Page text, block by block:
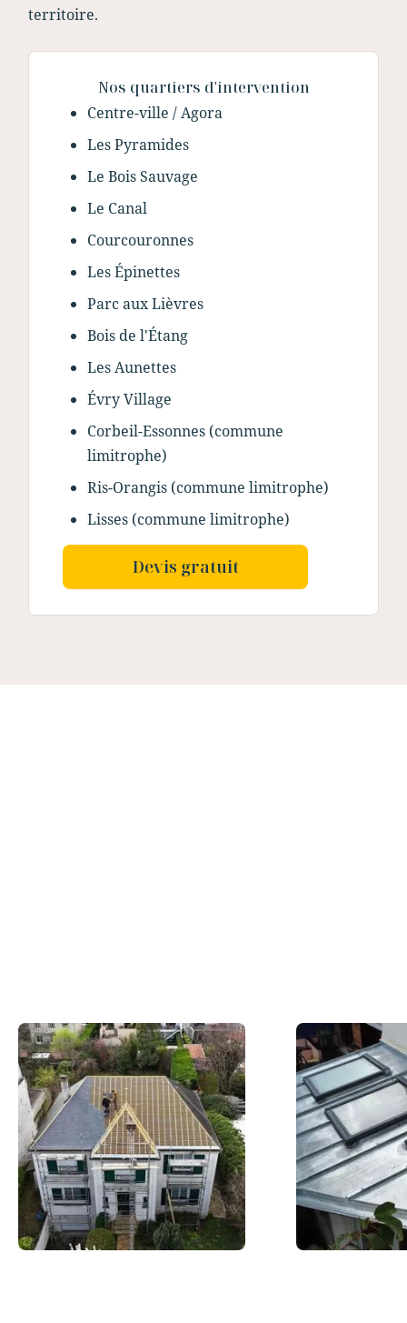
territoire.
Nos quartiers d'intervention
Centre-ville / Agora
Les Pyramides
Le Bois Sauvage
Le Canal
Courcouronnes
Les Épinettes
Parc aux Lièvres
Bois de l'Étang
Les Aunettes
Évry Village
Corbeil-Essonnes (commune
limitrophe)
Ris-Orangis (commune limitrophe)
Lisses (commune limitrophe)
Devis gratuit